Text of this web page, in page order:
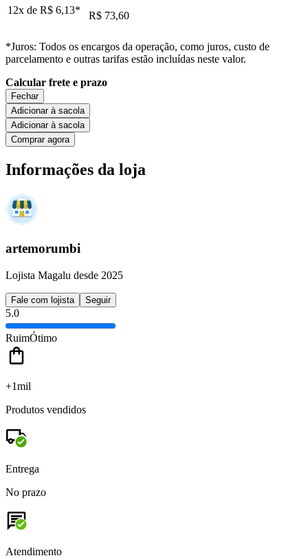
12x de R$ 6,13* R$ 73,60
*Juros: Todos os encargos da operação, como juros, custo de
parcelamento e outras tarifas estão incluídas neste valor.
Calcular frete e prazo
Fechar
Adicionar à sacola
Adicionar à sacola
Comprar agora
Informações da loja
artemorumbi
Lojista Magalu desde 2025
Fale com lojista Seguir
5.0
RuimÓtimo
+1mil
Produtos vendidos
Entrega
No prazo
Atendimento